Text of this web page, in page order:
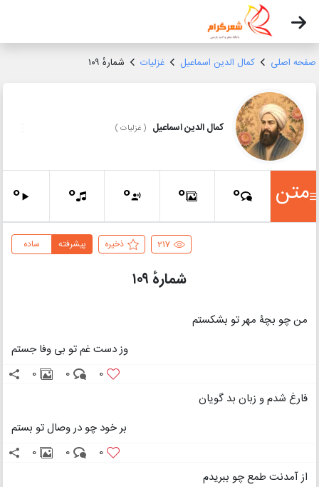
صفحه اصلی کمال الدین اسماعیل غزلیات شمارهٔ ۱۰۹
کمال الدین اسماعیل (غزلیات)
متن 0
0
0
0
0
217 ذخیره ساده پیشرفته
شمارهٔ ۱۰۹
من چو بچۀ مهر تو بشکستم
وز دست غم تو بی وفا جستم
0
0
0
فارغ شدم و زبان بد گویان
بر خود چو در وصال تو بستم
0
0
0
از آمدنت طمع چو ببریدم